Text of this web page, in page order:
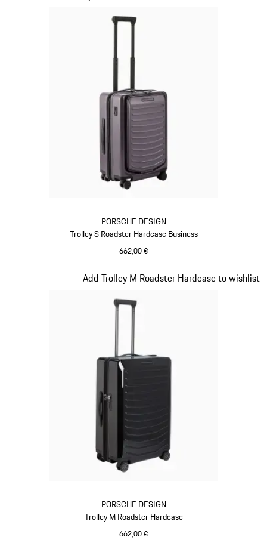
PORSCHE DESIGN
Trolley S Roadster Hardcase Business
662,00 €
PORSCHE DESIGN
Trolley M Roadster Hardcase
662,00 €
Add Trolley M Roadster Hardcase to wishlist
Diapositiva 11 di 20